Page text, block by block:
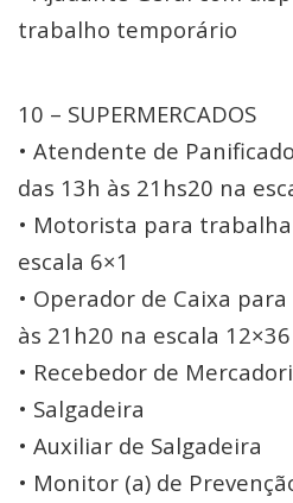
trabalho temporário
10 – SUPERMERCADOS
• Atendente de
das 13h às 21hs20 na
• Motorista para
escala 6×1
• Operador de Caixa
às 21h20 na escala 12×36
• Recebedor de
• Salgadeira
• Auxiliar de Salgadeira
• Monitor (a) de